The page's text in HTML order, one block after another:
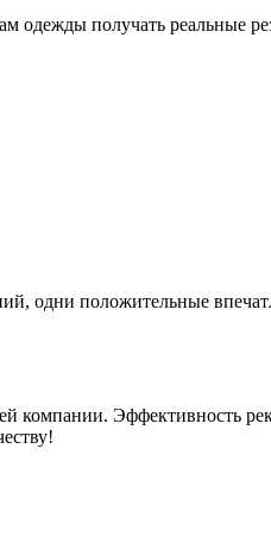
одежды получать реальные
одни положительные
Эффективность